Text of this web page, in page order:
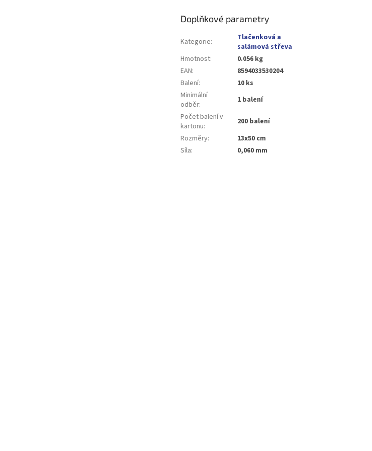
Doplňkové parametry
Kategorie:
Tlačenková a
salámová střeva
Hmotnost:
0.056 kg
EAN:
8594033530204
Balení:
10 ks
Minimální
odběr:
1 balení
Počet balení v
kartonu:
200 balení
Rozměry:
13x50 cm
Síla: 0,060 mm